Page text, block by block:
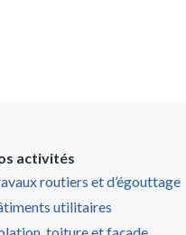
activités
routiers et d’égouttage
utilitaires